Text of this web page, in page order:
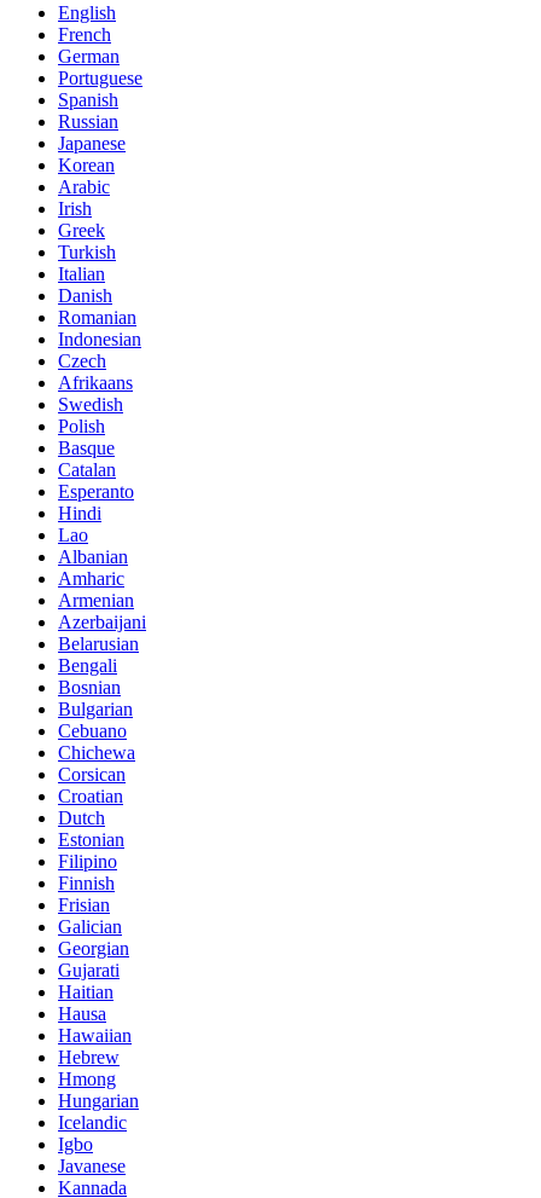
English
French
German
Portuguese
Spanish
Russian
Japanese
Korean
Arabic
Irish
Greek
Turkish
Italian
Danish
Romanian
Indonesian
Czech
Afrikaans
Swedish
Polish
Basque
Catalan
Esperanto
Hindi
Lao
Albanian
Amharic
Armenian
Azerbaijani
Belarusian
Bengali
Bosnian
Bulgarian
Cebuano
Chichewa
Corsican
Croatian
Dutch
Estonian
Filipino
Finnish
Frisian
Galician
Georgian
Gujarati
Haitian
Hausa
Hawaiian
Hebrew
Hmong
Hungarian
Icelandic
Igbo
Javanese
Kannada